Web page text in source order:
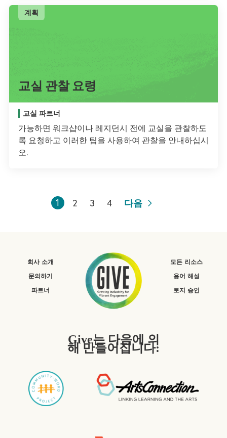
계획
교실 관찰 요령
교실 파트너
가능하면 워크샵이나 레지던시 전에 교실을 관찰하도
록 요청하고 이러한 팁을 사용하여 관찰을 안내하십시
오.
1 2 3 4 다음
회사 소개
문의하기
파트너
모든 리소스
용어 해설
토지 승인
Give는 다음에 의
해 만들어집니다: